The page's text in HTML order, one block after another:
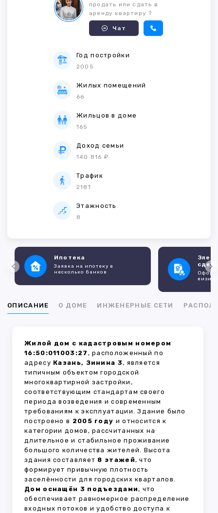
продать или сдать в
аренду квартиру ?
Чат
Год постройки
2005
Жилых помещений
66
Жильцов в доме
165
Доход семьи
140 816 ₽
Трафик
2181
Этажность
8
Ипотека
Заявка на ипотеку в
несколько банков
ОПИСАНИЕ О ДОМЕ ИНЖЕНЕРНЫЕ СЕТИ
Жилой дом с кадастровым номером
16:50:011003:27 , расположенный по
адресу Казань, Зинина 3, является
типичным объектом городской
многоквартирной застройки,
соответствующим стандартам своего
периода возведения и современным
требованиям к эксплуатации. Здание было
построено в 2005 году и относится к
категории домов, рассчитанных на
длительное и стабильное проживание
большого количества жителей. Высота
здания составляет 8 этажей, что
формирует привычную плотность
заселённости для городских кварталов.
Дом оснащён 3 подъездами, что
обеспечивает равномерное распределение
входных потоков и удобство доступа к